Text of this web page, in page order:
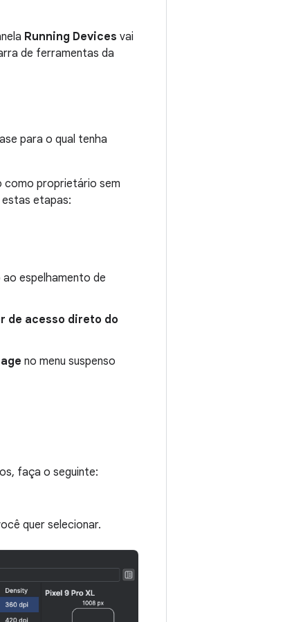
Running Devices vai
de ferramentas da
para o qual tenha
como proprietário sem
estas etapas:
espelhamento de
de acesso direto do
no menu suspenso
faça o seguinte:
quer selecionar.